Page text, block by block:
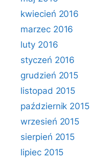
kwiecień 2016
marzec 2016
luty 2016
styczeń 2016
grudzień 2015
listopad 2015
październik 2015
wrzesień 2015
sierpień 2015
lipiec 2015